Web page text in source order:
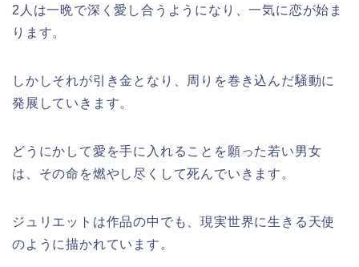
2人は一晩で深く愛し合うようになり、一気に恋が始ま
ります。
しかしそれが引き金となり、周りを巻き込んだ騒動に
発展していきます。
どうにかして愛を手に入れることを願った若い男女
は、その命を燃やし尽くして死んでいきます。
ジュリエットは作品の中でも、現実世界に生きる天使
のように描かれています。